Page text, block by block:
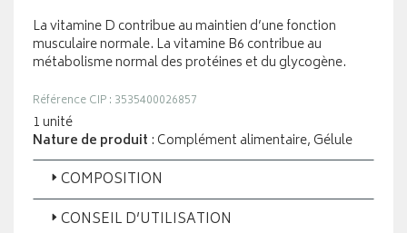
La vitamine D contribue au maintien d’une fonction
musculaire normale. La vitamine B6 contribue au
métabolisme normal des protéines et du glycogène.
Référence CIP : 3535400026857
1 unité
Nature de produit : Complément alimentaire, Gélule
COMPOSITION
CONSEIL D’UTILISATION